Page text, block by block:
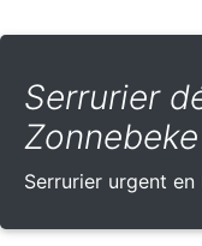
Serrurier
Zonnebeke
Serrurier urgent